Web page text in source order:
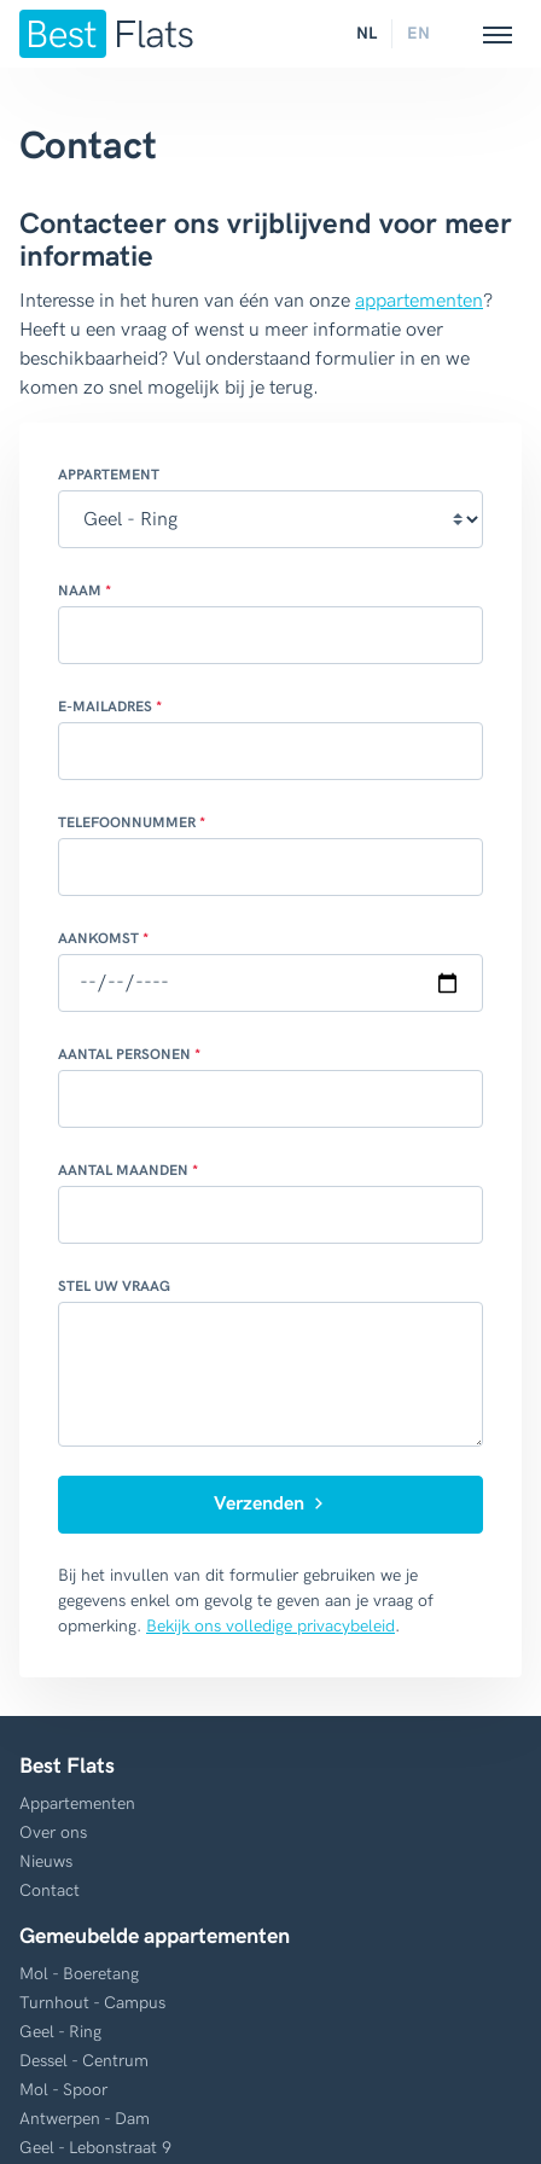
NL EN
Contact
Contacteer ons vrijblijvend voor meer
informatie
Interesse in het huren van één van onze appartementen?
Heeft u een vraag of wenst u meer informatie over
beschikbaarheid? Vul onderstaand formulier in en we
komen zo snel mogelijk bij je terug.
APPARTEMENT
NAAM
E-MAILADRES
TELEFOONNUMMER
AANKOMST
AANTAL PERSONEN
AANTAL MAANDEN
STEL UW VRAAG
Verzenden
Bij het invullen van dit formulier gebruiken we je
gegevens enkel om gevolg te geven aan je vraag of
opmerking. Bekijk ons volledige privacybeleid.
Best Flats
Appartementen
Over ons
Nieuws
Contact
Gemeubelde appartementen
Mol - Boeretang
Turnhout - Campus
Geel - Ring
Dessel - Centrum
Mol - Spoor
Antwerpen - Dam
Geel - Lebonstraat 9